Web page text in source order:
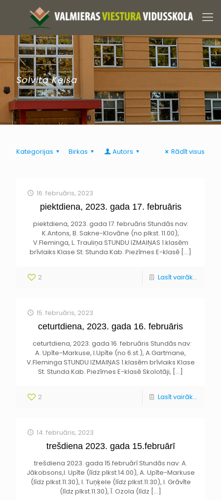
Solvita Keiša
Kategorijas Birkas Autors Rādīt visus
16. februāris, 2023
piektdiena, 2023. gada 17. februāris
piektdiena, 2023. gada 17. februāris Stundās nav:
K.Antons, B. Sakne-Klovāne (no plkst. 11.00),
V.Fleminga, L. Trauliņa STUNDU IZMAIŅAS 1.klasēm
brīvlaiks Klase St. Stunda Kab. Piezīmes E-klasē […]
2 Lasīt vairāk...
15. februāris, 2023
ceturtdiena, 2023. gada 16. februāris
ceturtdiena, 2023. gada 16. februāris Stundās nav:
A. Upīte-Markuse, I.Upīte (no 6.st.), A.Gartmane,
V.Fleminga STUNDU IZMAIŅAS 1.klasēm brīvlaiks Klase
St. Stunda Kab. Piezīmes E-klasē Skolotāji, […]
2 Lasīt vairāk...
14. februāris, 2023
trešdiena 2023. gada 15.februārī
trešdiena 2023. gada 15.februārī Stundās nav: A.
Jākobsons,I. Upīte (līdz plkst.14.00), A. Upīte-Markuse
(līdz plkst.11.30), I. Tuņķele (līdz plkst.11.30), I. Grāvīte
(līdz plkst.11.30), Ī. Ozola (līdz […]